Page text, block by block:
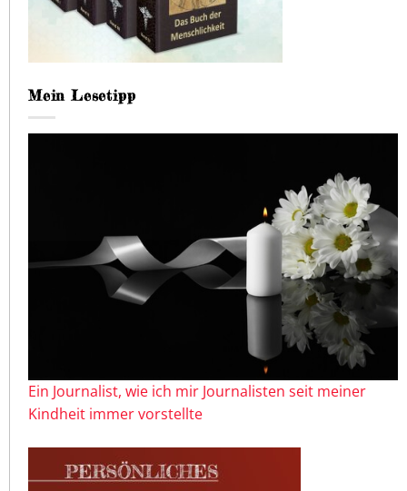
Mein Lesetipp
Ein Journalist, wie ich mir Journalisten seit meiner
Kindheit immer vorstellte